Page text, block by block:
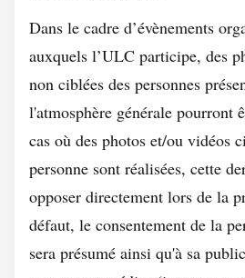
Dans le cadre d’évènements
auxquels l’ULC participe, des
non ciblées des personnes
l'atmosphère générale pourront
cas où des photos et/ou vidéos
personne sont réalisées, cette
opposer directement lors de la
défaut, le consentement de la
sera présumé ainsi qu'à sa